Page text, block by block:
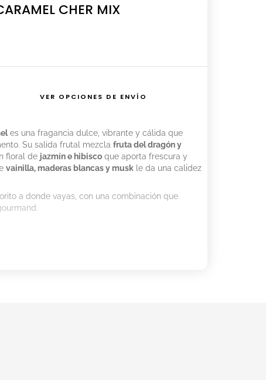
CHER MIX
VER OPCIONES DE ENVÍO
es una fragancia dulce, vibrante y cálida que
Su salida frutal mezcla fruta del dragón y
floral de jazmín e hibisco que aporta frescura y
vainilla, maderas blancas y musk le da una calidez
a donde vayas, con una combinación que